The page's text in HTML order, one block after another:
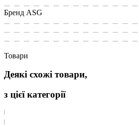
Бренд ASG
Товари
Деякі схожі товари,
з цієї категорії